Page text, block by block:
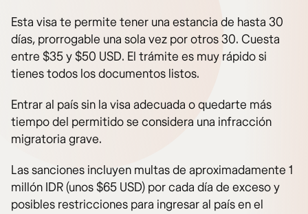
Esta visa te permite tener una estancia de hasta 30
días, prorrogable una sola vez por otros 30. Cuesta
entre $35 y $50 USD. El trámite es muy rápido si
tienes todos los documentos listos.
Entrar al país sin la visa adecuada o quedarte más
tiempo del permitido se considera una infracción
migratoria grave.
Las sanciones incluyen multas de aproximadamente 1
millón IDR (unos $65 USD) por cada día de exceso y
posibles restricciones para ingresar al país en el